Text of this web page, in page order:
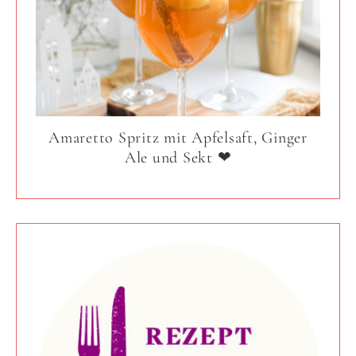
Amaretto Spritz mit Apfelsaft, Ginger
Ale und Sekt ❤